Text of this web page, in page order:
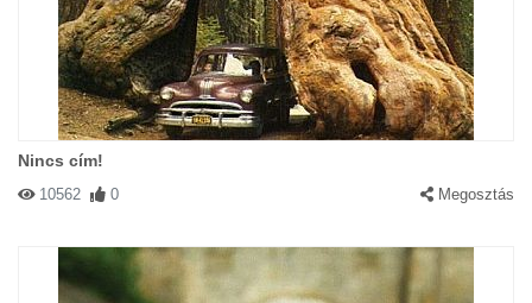
Nincs cím!
10562 0 Megosztás